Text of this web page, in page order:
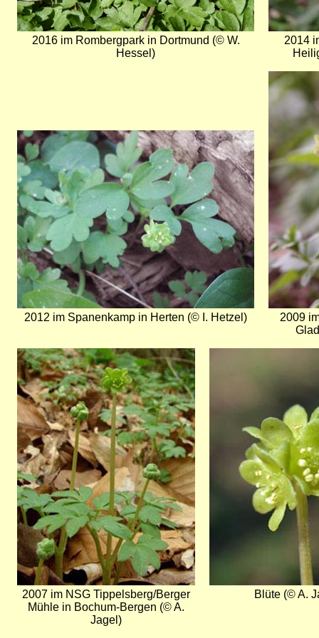
2016 im Rombergpark in Dortmund (© W.
Hessel)
2014
Bild
2012 im Spanenkamp in Herten (© I. Hetzel)
Bild
2009
Bild
2007 im NSG Tippelsberg/Berger
Mühle in Bochum-Bergen (© A.
Jagel)
Blüte (© A.